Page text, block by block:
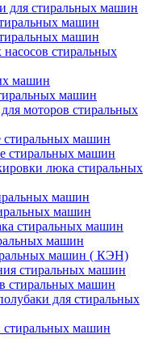
для стиральных машин
машин
машин
стиральных
машин
машин
моторов стиральных
машин
стиральных машин
люка стиральных
машин
машин
стиральных машин
машин
машин ( КЭН)
стиральных машин
стиральных машин
для стиральных
машин